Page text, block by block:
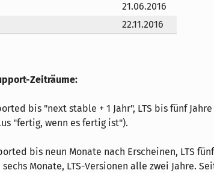
21.06.2016
22.11.2016
Zeiträume:
bis "next stable + 1 Jahr", LTS bis fünf
"fertig, wenn es fertig ist").
bis neun Monate nach Erscheinen, LTS
Monate, LTS-Versionen alle zwei Jahre.